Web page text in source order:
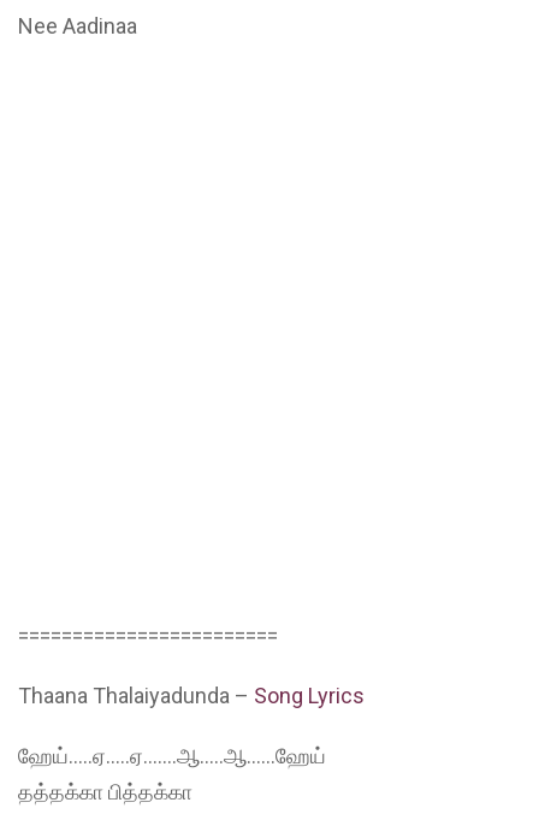
Nee Aadinaa
========================
Thaana Thalaiyadunda – Song Lyrics
ஹேய்…..ஏ…..ஏ…….ஆ…..ஆ……ஹேய்
தத்தக்கா பித்தக்கா